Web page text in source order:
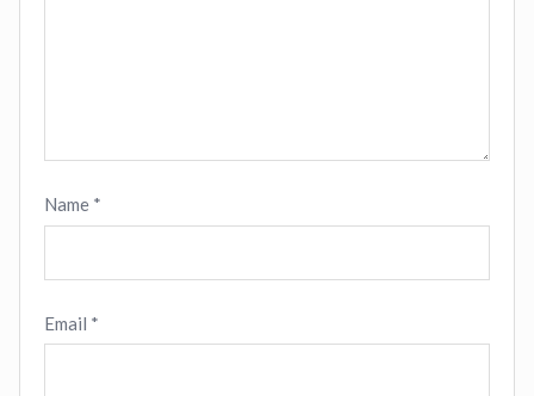
Name *
Email *